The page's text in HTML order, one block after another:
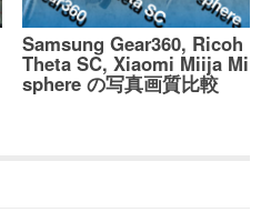
Samsung Gear360, Ricoh
Theta SC, Xiaomi Miija Mi
sphere の写真画質比較